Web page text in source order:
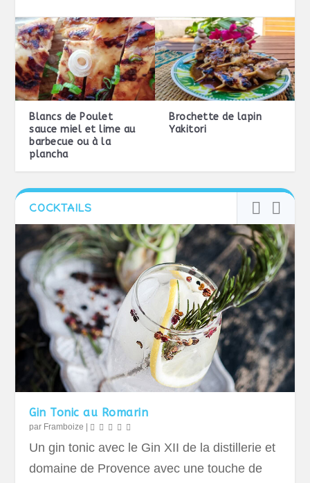
Blancs de Poulet
sauce miel et lime au
barbecue ou à la
plancha
Brochette de lapin
Yakitori
COCKTAILS
Gin Tonic au Romarin
par Framboize |
Un gin tonic avec le Gin XII de la distillerie et
domaine de Provence avec une touche de